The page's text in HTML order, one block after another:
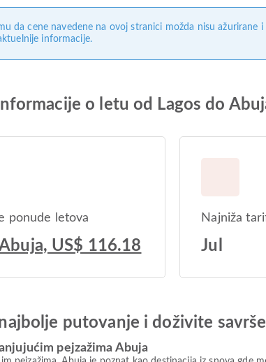
da cene navedene na ovoj stranici možda nisu
informacije.
o letu od Lagos do
ponude letova
US$ 116.18
Najniža
Jul
putovanje i doživite
pejzažima Abuja